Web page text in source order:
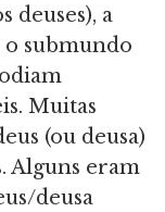
deuses), a
o submundo
Muitas
(ou deusa)
Alguns eram
deusa